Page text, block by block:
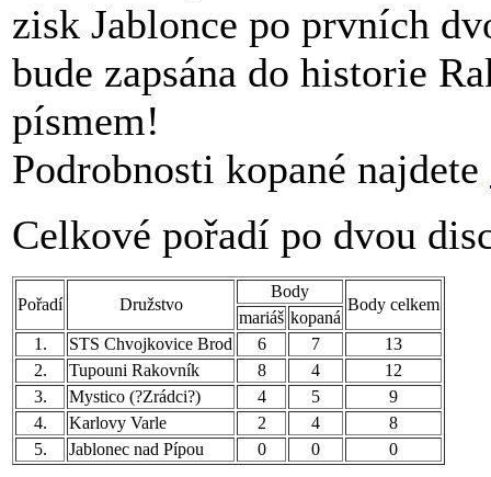
zisk Jablonce po prvních
bude zapsána do historie
písmem!
Podrobnosti kopané najdete
Celkové pořadí po dvou
Pořadí Družstvo
Body
Body celkem
mariáš kopaná
1.
STS Chvojkovice Brod 6 7
13
2.
Tupouni Rakovník 8 4
12
3.
Mystico (?Zrádci?) 4 5
9
4.
Karlovy Varle 2 4
8
5.
Jablonec nad Pípou 0 0 0